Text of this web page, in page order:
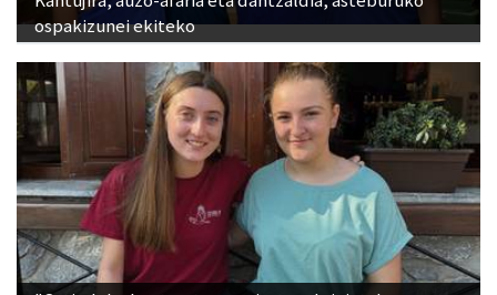
"Ostiraleko kontzertu gaua izaten da jaietako
jendetsuena"